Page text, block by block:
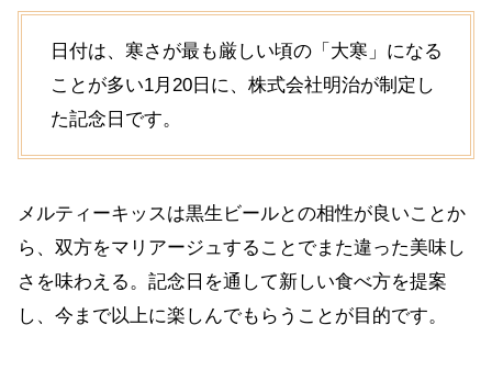
日付は、寒さが最も厳しい頃の「大寒」になる
ことが多い1月20日に、株式会社明治が制定し
た記念日です。
メルティーキッスは黒生ビールとの相性が良いことか
ら、双方をマリアージュすることでまた違った美味し
さを味わえる。記念日を通して新しい食べ方を提案
し、今まで以上に楽しんでもらうことが目的です。